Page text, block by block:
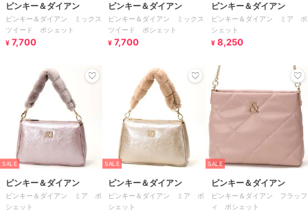
ピンキー＆ダイアン
ピンキー＆ダイアン ミックス
ツイード ポシェット
¥ 7,700
ピンキー＆ダイアン
ピンキー＆ダイアン ミックス
ツイード ポシェット
¥ 7,700
ピンキー＆ダイアン
ピンキー＆ダイアン ミア ポ
シェット
¥ 8,250
SALE
ピンキー＆ダイアン
ピンキー＆ダイアン ミア ポ
シェット
SALE
ピンキー＆ダイアン
ピンキー＆ダイアン ミア ポ
シェット
SALE
ピンキー＆ダイアン
ピンキー＆ダイアン フラッフ
ィ ポシェット